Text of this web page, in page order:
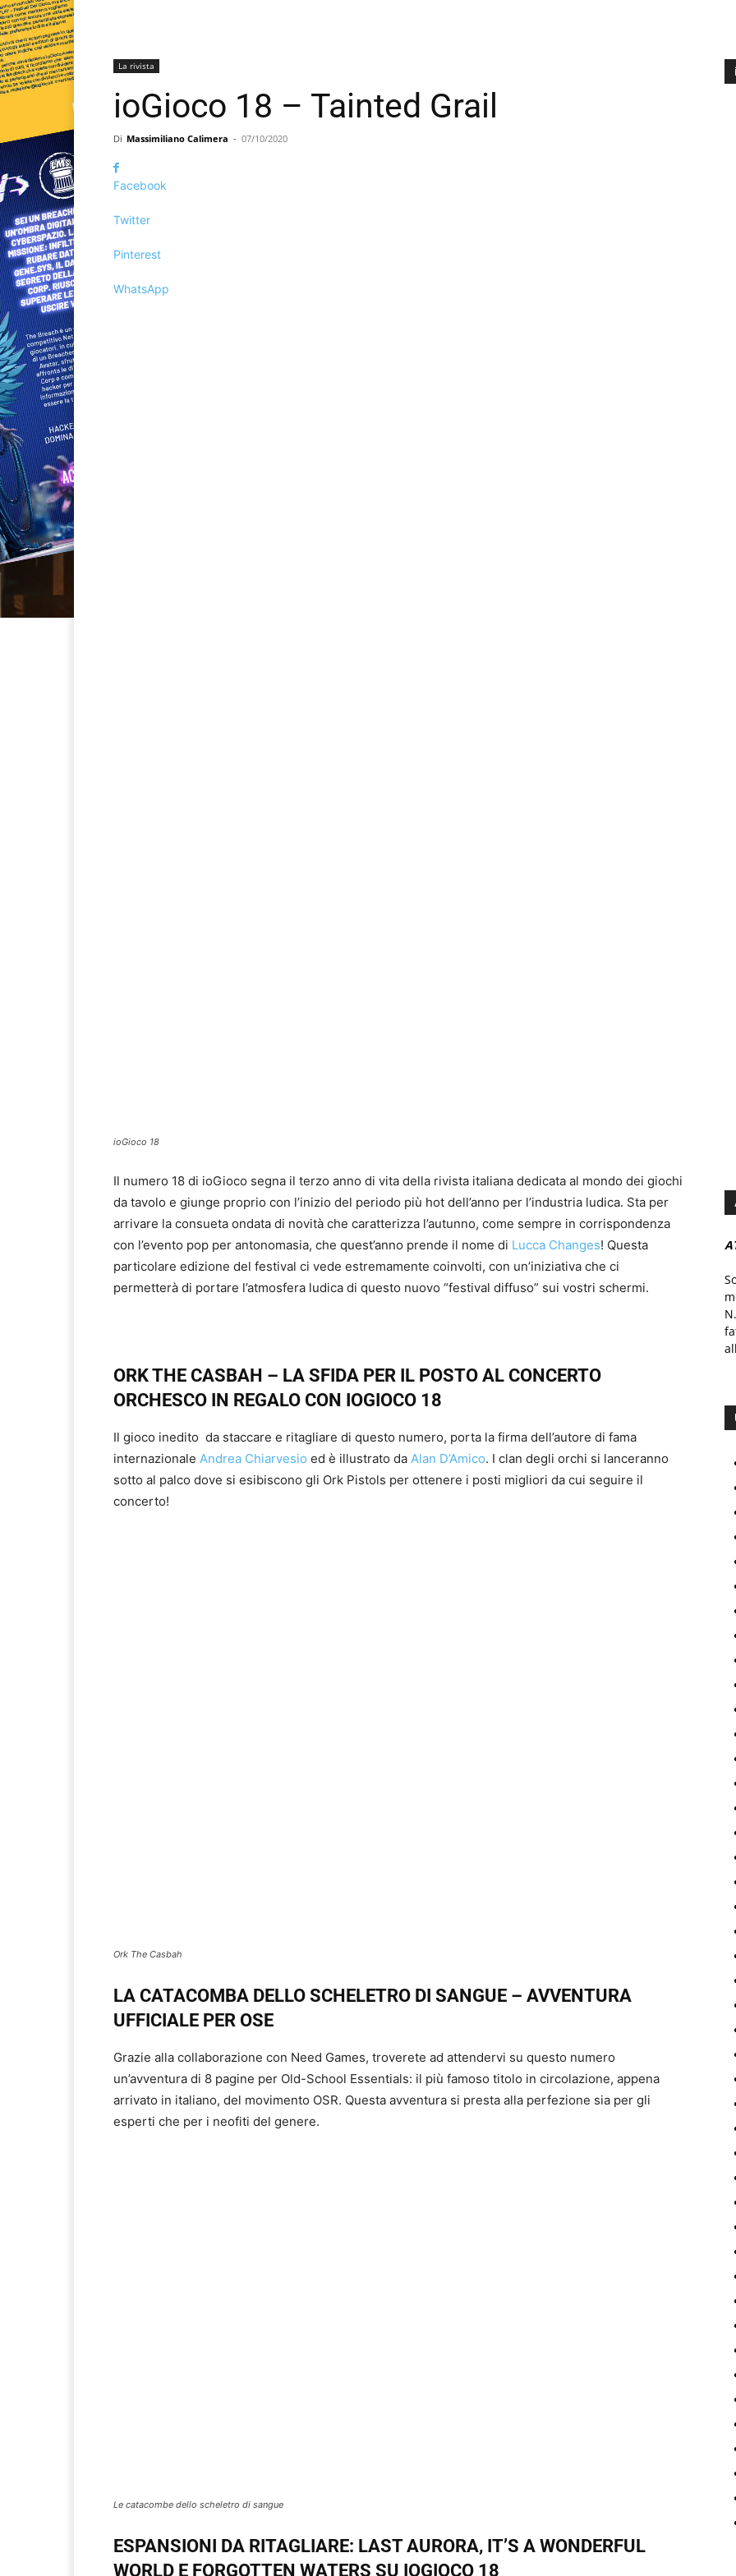
La rivista
ioGioco 18 – Tainted Grail
Di Massimiliano Calimera - 07/10/2020
Facebook
Twitter
Pinterest
WhatsApp
ioGioco 18
Il numero 18 di ioGioco segna il terzo anno di vita della rivista italiana dedicata al mondo dei giochi
da tavolo e giunge proprio con l’inizio del periodo più hot dell’anno per l’industria ludica. Sta per
arrivare la consueta ondata di novità che caratterizza l’autunno, come sempre in corrispondenza
con l’evento pop per antonomasia, che quest’anno prende il nome di Lucca Changes! Questa
particolare edizione del festival ci vede estremamente coinvolti, con un’iniziativa che ci
permetterà di portare l’atmosfera ludica di questo nuovo “festival diffuso” sui vostri schermi.
ORK THE CASBAH – LA SFIDA PER IL POSTO AL CONCERTO
ORCHESCO IN REGALO CON IOGIOCO 18
Il gioco inedito da staccare e ritagliare di questo numero, porta la firma dell’autore di fama
internazionale Andrea Chiarvesio ed è illustrato da Alan D’Amico. I clan degli orchi si lanceranno
sotto al palco dove si esibiscono gli Ork Pistols per ottenere i posti migliori da cui seguire il
concerto!
Ork The Casbah
LA CATACOMBA DELLO SCHELETRO DI SANGUE – AVVENTURA
UFFICIALE PER OSE
Grazie alla collaborazione con Need Games, troverete ad attendervi su questo numero
un’avventura di 8 pagine per Old-School Essentials: il più famoso titolo in circolazione, appena
arrivato in italiano, del movimento OSR. Questa avventura si presta alla perfezione sia per gli
esperti che per i neofiti del genere.
Le catacombe dello scheletro di sangue
ESPANSIONI DA RITAGLIARE: LAST AURORA, IT’S A WONDERFUL
WORLD E FORGOTTEN WATERS SU IOGIOCO 18